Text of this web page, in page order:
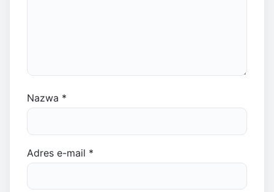
Nazwa *
Adres e-mail *